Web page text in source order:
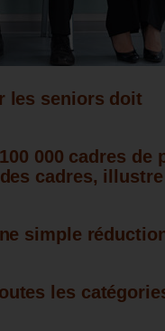
les seniors doit
000 cadres de
cadres, illustre
simple
les